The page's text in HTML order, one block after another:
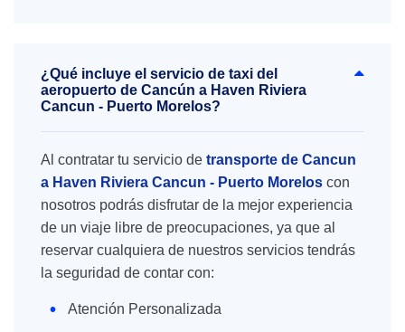
¿Qué incluye el servicio de taxi del
aeropuerto de Cancún a Haven Riviera
Cancun - Puerto Morelos?
Al contratar tu servicio de transporte de Cancun
a Haven Riviera Cancun - Puerto Morelos con
nosotros podrás disfrutar de la mejor experiencia
de un viaje libre de preocupaciones, ya que al
reservar cualquiera de nuestros servicios tendrás
la seguridad de contar con:
Atención Personalizada